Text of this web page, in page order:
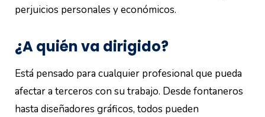
perjuicios personales y económicos.
¿A quién va dirigido?
Está pensado para cualquier profesional que pueda
afectar a terceros con su trabajo. Desde fontaneros
hasta diseñadores gráficos, todos pueden